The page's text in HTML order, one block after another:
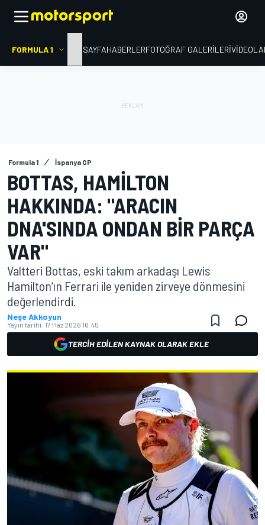
FORMULA 1 ANA SAYFAHABERLERFOTOĞRAF GALERILERI
Formula 1 İspanya GP
BOTTAS, HAMILTON
HAKKINDA: "ARACIN
DNA'SINDA ONDAN BIR PARÇA
VAR"
Valtteri Bottas, eski takım arkadaşı Lewis
Hamilton’ın Ferrari ile yeniden zirveye dönmesini
değerlendirdi.
Neşe Akkoyun
Yayın tarihi: 17 Haz 2026 16:45
TERCIH EDILEN KAYNAK OLARAK EKLE